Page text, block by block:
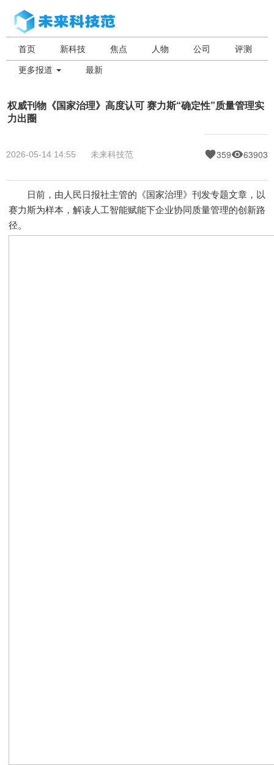
首页 新科技 焦点 人物 公司 评测
更多报道 最新
权威刊物《国家治理》高度认可 赛力斯“确定性”质量管理实
力出圈
2026-05-14 14:55 未来科技范 359 63903
日前，由人民日报社主管的《国家治理》刊发专题文章，以
赛力斯为样本，解读人工智能赋能下企业协同质量管理的创新路
径。